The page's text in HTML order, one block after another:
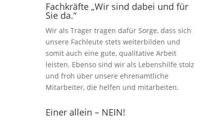
Fachkräfte „Wir sind dabei und für
Sie da.“
Wir als Träger tragen dafür Sorge, dass sich
unsere Fachleute stets weiterbilden und
somit auch eine gute, qualitative Arbeit
leisten. Ebenso sind wir als Lebenshilfe stolz
und froh über unsere ehrenamtliche
Mitarbeiter, die helfen und mitarbeiten.
Einer allein – NEIN!